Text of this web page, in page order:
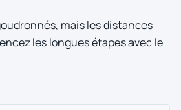
mais les distances
les longues étapes avec le